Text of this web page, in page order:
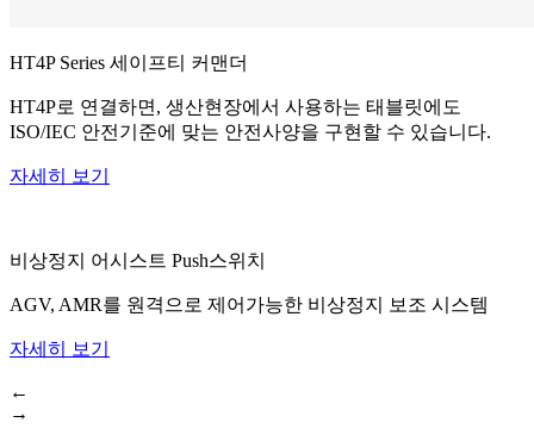
HT4P Series 세이프티 커맨더
HT4P로 연결하면, 생산현장에서 사용하는 태블릿에도
ISO/IEC 안전기준에 맞는 안전사양을 구현할 수 있습니다.
자세히 보기
비상정지 어시스트 Push스위치
AGV, AMR를 원격으로 제어가능한 비상정지 보조 시스템
자세히 보기
←
→